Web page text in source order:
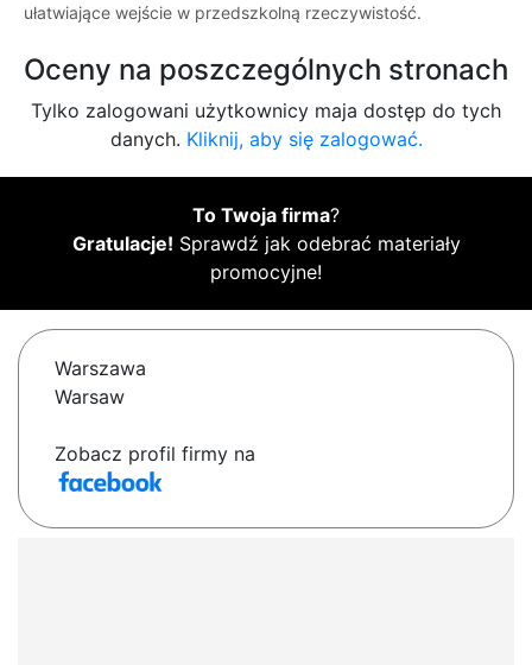
ułatwiające wejście w przedszkolną rzeczywistość.
Oceny na poszczególnych stronach
Tylko zalogowani użytkownicy maja dostęp do tych
danych. Kliknij, aby się zalogować.
To Twoja firma?
Gratulacje! Sprawdź jak odebrać materiały
promocyjne!
Warszawa
Warsaw
Zobacz profil firmy na